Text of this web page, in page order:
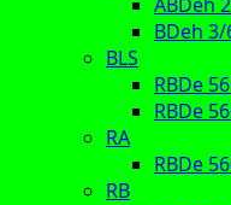
BDeh 3/
BLS
RBDe
RBDe
RA
RBDe
RB